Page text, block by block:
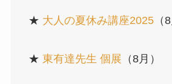
★ 大人の夏休み講座2025（8
★ 東有達先生 個展 （8月）